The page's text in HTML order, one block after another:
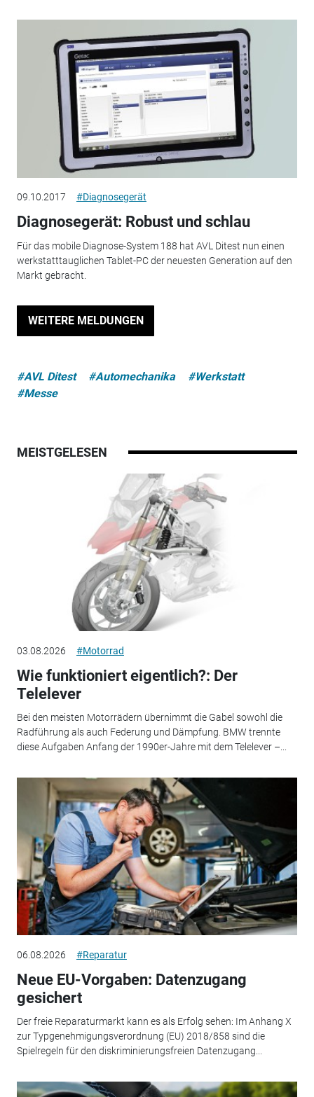
09.10.2017 #Diagnosegerät
Diagnosegerät: Robust und schlau
Für das mobile Diagnose-System 188 hat AVL Ditest nun einen
werkstatttauglichen Tablet-PC der neuesten Generation auf den
Markt gebracht.
WEITERE MELDUNGEN
#AVL Ditest #Automechanika
#Werkstatt
#Messe
MEISTGELESEN
03.08.2026 #Motorrad
Wie funktioniert eigentlich?: Der
Telelever
Bei den meisten Motorrädern übernimmt die Gabel sowohl die
Radführung als auch Federung und Dämpfung. BMW trennte
diese Aufgaben Anfang der 1990er-Jahre mit dem Telelever –...
06.08.2026 #Reparatur
Neue EU-Vorgaben: Datenzugang
gesichert
Der freie Reparaturmarkt kann es als Erfolg sehen: Im Anhang X
zur Typgenehmigungsverordnung (EU) 2018/858 sind die
Spielregeln für den diskriminierungsfreien Datenzugang...